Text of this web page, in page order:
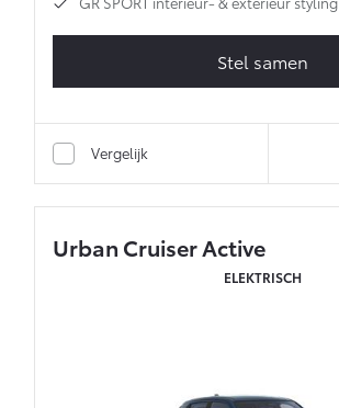
Stel samen
Vergelijk
Urban Cruiser Active
ELEKTRISCH